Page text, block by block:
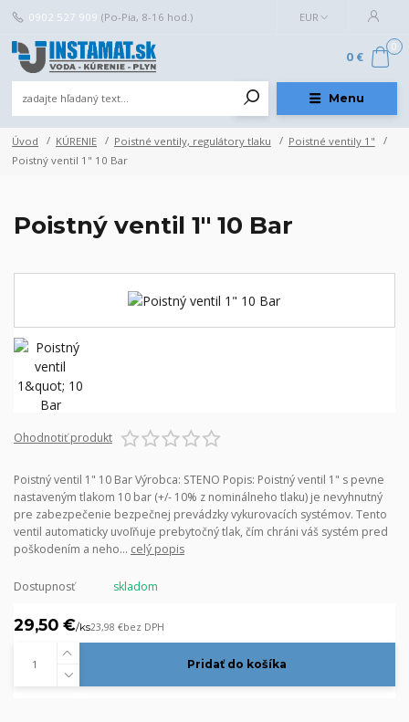
Menu
EUR
0902 527 909 (Po-Pia, 8-16 hod.)
0
0 €
Úvod KÚRENIE Poistné ventily, regulátory tlaku
Poistné ventily 1"
Poistný ventil 1" 10 Bar
Poistný ventil 1" 10 Bar
Ohodnotiť produkt
Poistný ventil 1" 10 Bar Výrobca: STENO Popis: Poistný ventil 1" s pevne
nastaveným tlakom 10 bar (+/- 10% z nominálneho tlaku) je nevyhnutný
pre zabezpečenie bezpečnej prevádzky vykurovacích systémov. Tento
ventil automaticky uvoľňuje prebytočný tlak, čím chráni váš systém pred
poškodením a neho... celý popis
Dostupnosť skladom
29,50 €/ks23,98 €bez DPH
Pridať do košíka